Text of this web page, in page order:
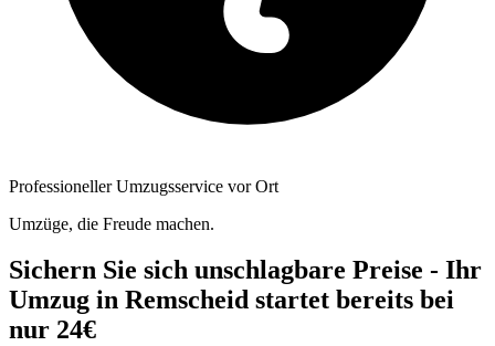
Professioneller Umzugsservice vor Ort
Umzüge, die Freude machen.
Sichern Sie sich unschlagbare Preise - Ihr
Umzug in Remscheid startet bereits bei
nur 24€